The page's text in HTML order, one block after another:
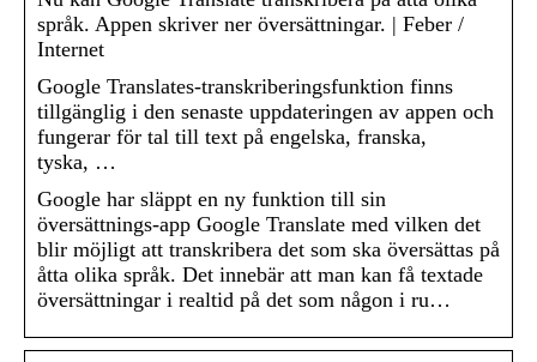
språk. Appen skriver ner översättningar. | Feber /
Internet
Google Translates-transkriberingsfunktion finns
tillgänglig i den senaste uppdateringen av appen och
fungerar för tal till text på engelska, franska,
tyska, …
Google har släppt en ny funktion till sin
översättnings-app Google Translate med vilken det
blir möjligt att transkribera det som ska översättas på
åtta olika språk. Det innebär att man kan få textade
översättningar i realtid på det som någon i ru…